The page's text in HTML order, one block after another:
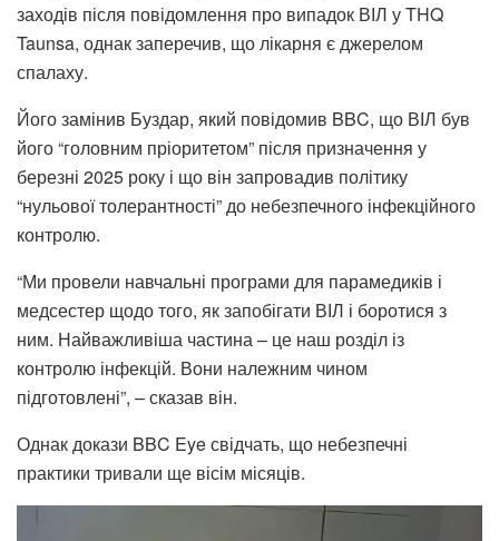
заходів після повідомлення про випадок ВІЛ у THQ
Taunsa, однак заперечив, що лікарня є джерелом
спалаху.
Його замінив Буздар, який повідомив BBC, що ВІЛ був
його “головним пріоритетом” після призначення у
березні 2025 року і що він запровадив політику
“нульової толерантності” до небезпечного інфекційного
контролю.
“Ми провели навчальні програми для парамедиків і
медсестер щодо того, як запобігати ВІЛ і боротися з
ним. Найважливіша частина – це наш розділ із
контролю інфекцій. Вони належним чином
підготовлені”, – сказав він.
Однак докази BBC Eye свідчать, що небезпечні
практики тривали ще вісім місяців.